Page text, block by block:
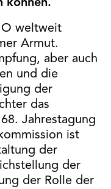
können.
weltweit
Armut.
aber auch
und die
der
das
Jahrestagung
ist
der
der
der Rolle der